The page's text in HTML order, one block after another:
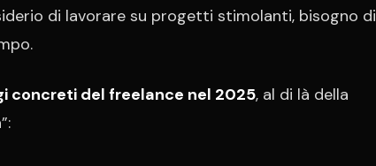
di lavorare su progetti stimolanti, bisogno di
concreti del freelance nel 2025, al di là della